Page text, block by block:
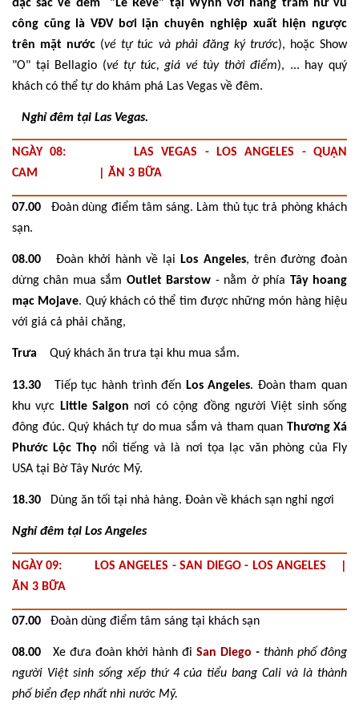
đặc sắc về đêm "Le Rêve" tại Wynn với hàng trăm nữ vũ
công cũng là VĐV bơi lặn chuyên nghiệp xuất hiện ngược
trên mặt nước (vé tự túc và phải đăng ký trước), hoặc Show
"O" tại Bellagio (vé tự túc, giá vé tùy thời điểm), ... hay quý
khách có thể tự do khám phá Las Vegas về đêm.
Nghỉ đêm tại Las Vegas.
NGÀY 08: LAS VEGAS - LOS ANGELES - QUẬN
CAM | ĂN 3 BỮA
07.00 Đoàn dùng điểm tâm sáng. Làm thủ tục trả phòng khách
sạn.
08.00 Đoàn khởi hành về lại Los Angeles, trên đường đoàn
dừng chân mua sắm Outlet Barstow - nằm ở phía Tây hoang
mạc Mojave. Quý khách có thể tìm được những món hàng hiệu
với giá cả phải chăng,
Trưa Quý khách ăn trưa tại khu mua sắm.
13.30 Tiếp tục hành trình đến Los Angeles. Đoàn tham quan
khu vực Little Saigon nơi có cộng đồng người Việt sinh sống
đông đúc. Quý khách tự do mua sắm và tham quan Thương Xá
Phước Lộc Thọ nổi tiếng và là nơi tọa lạc văn phòng của Fly
USA tại Bờ Tây Nước Mỹ.
18.30 Dùng ăn tối tại nhà hàng. Đoàn về khách sạn nghỉ ngơi
Nghỉ đêm tại Los Angeles
NGÀY 09: LOS ANGELES - SAN DIEGO - LOS ANGELES |
ĂN 3 BỮA
07.00 Đoàn dùng điểm tâm sáng tại khách sạn
08.00 Xe đưa đoàn khởi hành đi San Diego - thành phố đông
người Việt sinh sống xếp thứ 4 của tiểu bang Cali và là thành
phố biển đẹp nhất nhì nước Mỹ.